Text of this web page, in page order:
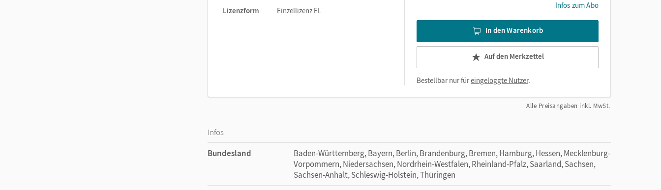
Lizenzform
Einzellizenz EL
Infos zum Abo
In den Warenkorb
Auf den Merkzettel
Bestellbar nur füreingeloggte Nutzer.
Alle Preisangaben inkl. MwSt.
Infos
Bundesland
Baden-Württemberg, Bayern, Berlin, Brandenburg, Bremen, Hamburg, Hessen, Mecklenburg-
Vorpommern, Niedersachsen, Nordrhein-Westfalen, Rheinland-Pfalz, Saarland, Sachsen,
Sachsen-Anhalt, Schleswig-Holstein, Thüringen